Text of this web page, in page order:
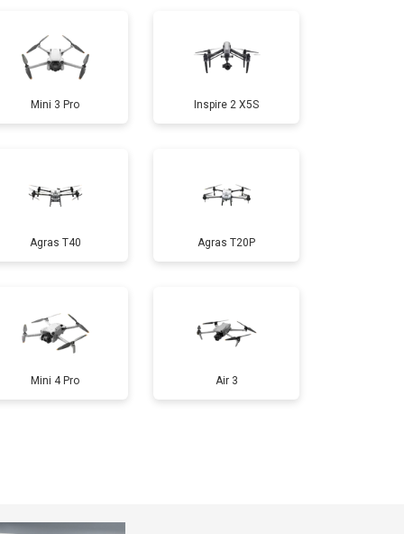
1500 ₽ Заказать
1600 ₽ Заказать
1000 ₽ Заказать
1800 ₽ Заказать
2800 ₽
3600 ₽
Mini 3 Pro Inspire 2 X5S
Agras T40 Agras T20P
Mini 4 Pro Air 3